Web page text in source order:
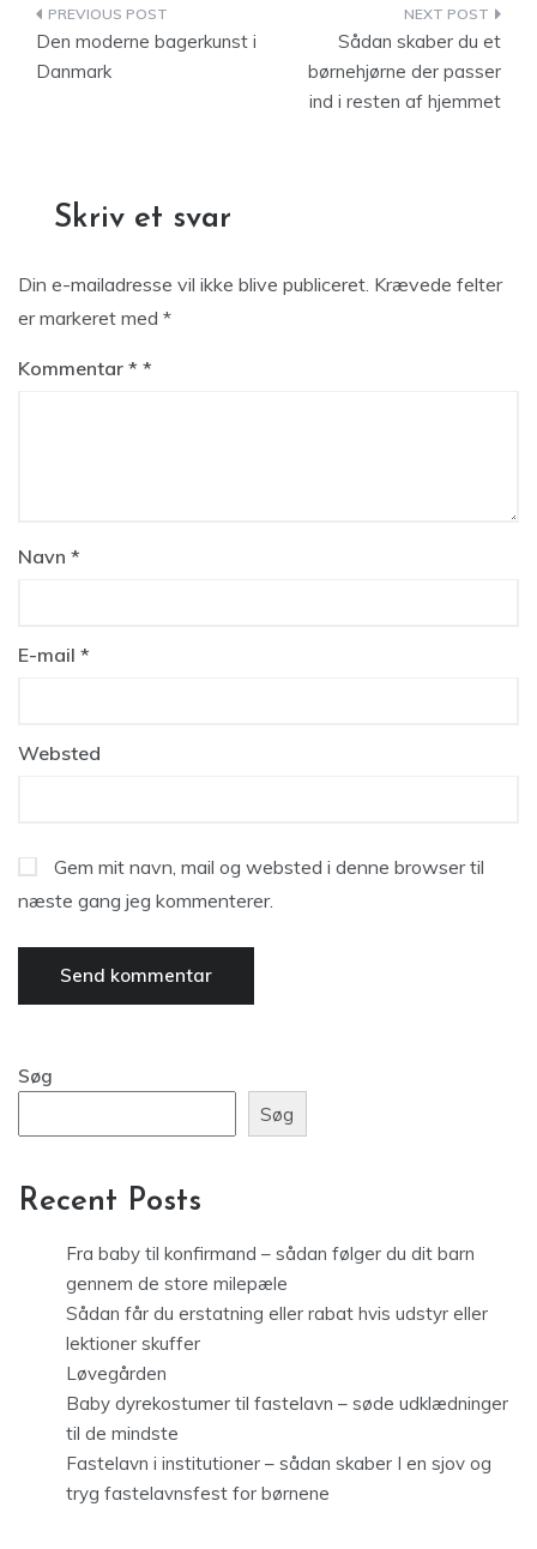
Indlægsnavigation
Den moderne bagerkunst i
Danmark
Sådan skaber du et
børnehjørne der passer
ind i resten af hjemmet
Skriv et svar
Din e-mailadresse vil ikke blive publiceret. Krævede felter
er markeret med *
Kommentar *
Navn *
E-mail *
Websted
Gem mit navn, mail og websted i denne browser til
næste gang jeg kommenterer.
Søg
Søg
Recent Posts
Fra baby til konfirmand – sådan følger du dit barn
gennem de store milepæle
Sådan får du erstatning eller rabat hvis udstyr eller
lektioner skuffer
Løvegården
Baby dyrekostumer til fastelavn – søde udklædninger
til de mindste
Fastelavn i institutioner – sådan skaber I en sjov og
tryg fastelavnsfest for børnene